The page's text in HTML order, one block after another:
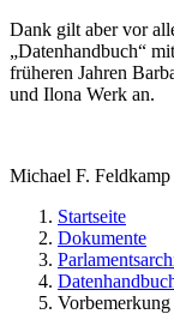
Dank gilt aber vor
„Datenhandbuch“
früheren Jahren
und Ilona Werk an.
Michael F. Feldkamp
Startseite
Dokumente
Vorbemerkung